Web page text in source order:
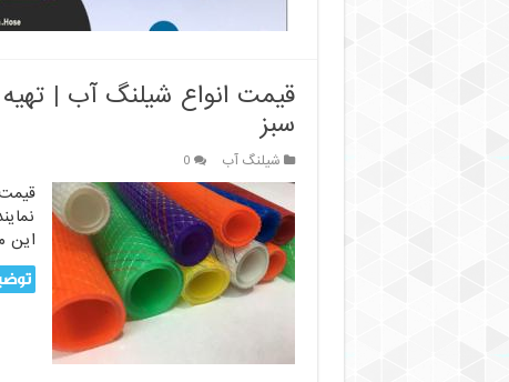
قیمت انواع شیلنگ آب |
سبز
شیلنگ آب 0
این